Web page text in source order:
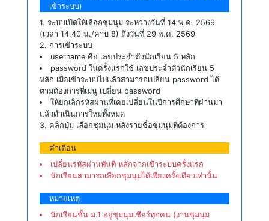
เข้าระบบ)
1. ระบบเปิดให้เลือกชุมนุม ระหว่างวันที่ 14 พ.ค. 2569
(เวลา 14.40 น./คาบ 8) ถึงวันที่ 29 พ.ค. 2569
2. การเข้าระบบ
username คือ เลขประจำตัวนักเรียน 5 หลัก
password ในครั้งแรกใช้ เลขประจำตัวนักเรียน 5
หลัก เมื่อเข้าระบบไปแล้วสามารถเปลี่ยน password ได้
ตามต้องการที่เมนู เปลี่ยน password
ให้ยกเลิกรหัสผ่านที่เคยเปลี่ยนในปีการศึกษาที่ผ่านมา
แล้วดำเนินการใหม่ทั้งหมด
3. คลิกปุ่ม เลือกชุมนุม หลังรายชื่อชุมนุมที่ต้องการ
คำเตือน
เปลี่ยนรหัสผ่านทันที หลักจากเข้าระบบครั้งแรก
นักเรียนสามารถเลือกชุมนุมได้เพียงครั้งเดียวเท่านั้น
หมายเหตุ
นักเรียนชั้น ม.1 อยู่ชุมนุมเชียร์ทุกคน (งานชุมนุม